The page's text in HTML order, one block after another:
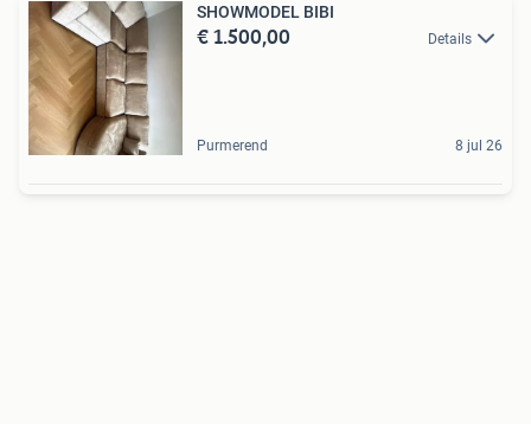
SHOWMODEL BIBI
€ 1.500,00 Details
Purmerend 8 jul 26